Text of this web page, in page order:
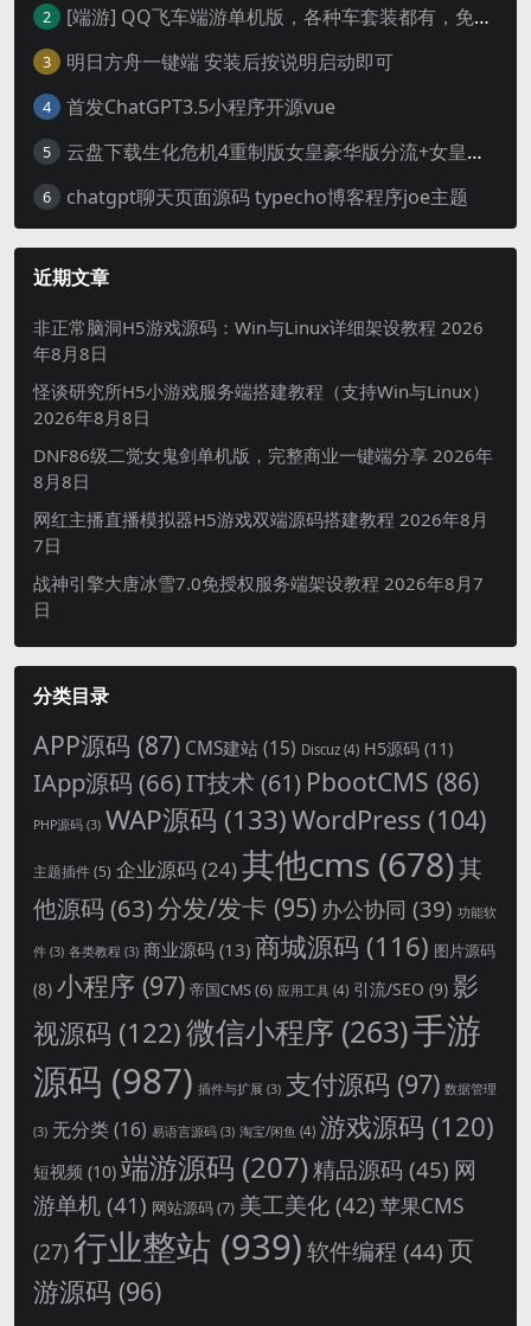
2 [端游] QQ飞车端游单机版，各种车套装都有，免虚拟机
3 明日方舟一键端 安装后按说明启动即可
4 首发ChatGPT3.5小程序开源vue
5 云盘下载生化危机4重制版女皇豪华版分流+女皇学习补丁+修改器 解压即玩【阿里云盘】
6 chatgpt聊天页面源码 typecho博客程序joe主题
近期文章
非正常脑洞H5游戏源码：Win与Linux详细架设教程 2026
年8月8日
怪谈研究所H5小游戏服务端搭建教程（支持Win与Linux）
2026年8月8日
DNF86级二觉女鬼剑单机版，完整商业一键端分享 2026年
8月8日
网红主播直播模拟器H5游戏双端源码搭建教程 2026年8月
7日
战神引擎大唐冰雪7.0免授权服务端架设教程 2026年8月7
日
分类目录
APP源码 (87) CMS建站 (15) Discuz (4) H5源码 (11)
IApp源码 (66)IT技术 (61) PbootCMS (86)
PHP源码 (3) WAP源码 (133)WordPress (104)
主题插件(5) 企业源码 (24)其他cms (678)其
他源码 (63)分发/发卡 (95) 办公协同 (39) 功能软
件 (3) 各类教程 (3) 商业源码 (13) 商城源码 (116) 图片源码
(8) 小程序 (97) 帝国CMS(6) 应用工具 (4) 引流/SEO (9) 影
视源码 (122)微信小程序 (263)手游
源码 (987) 插件与扩展 (3) 支付源码 (97) 数据管理
(3) 无分类(16) 易语言源码 (3) 淘宝/闲鱼 (4) 游戏源码 (120)
短视频 (10) 端游源码 (207)精品源码 (45) 网
游单机 (41) 网站源码(7) 美工美化 (42) 苹果CMS
(27)行业整站 (939)软件编程 (44)页
游源码 (96)